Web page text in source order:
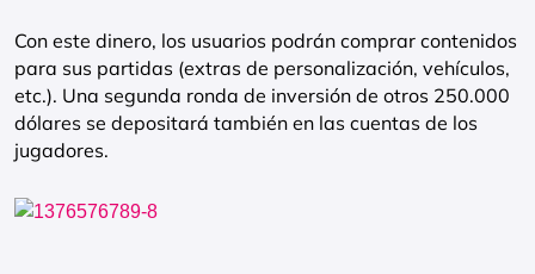
Con este dinero, los usuarios podrán comprar contenidos
para sus partidas (extras de personalización, vehículos,
etc.). Una segunda ronda de inversión de otros 250.000
dólares se depositará también en las cuentas de los
jugadores.